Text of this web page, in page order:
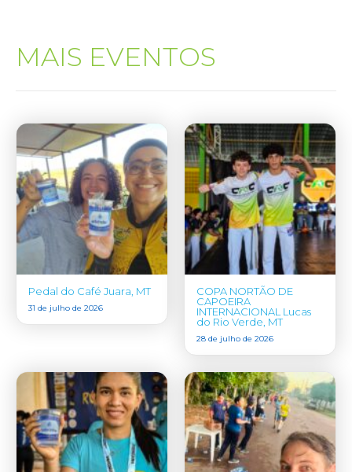
MAIS EVENTOS
Pedal do Café Juara, MT
31 de julho de 2026
COPA NORTÃO DE
CAPOEIRA
INTERNACIONAL Lucas
do Rio Verde, MT
28 de julho de 2026